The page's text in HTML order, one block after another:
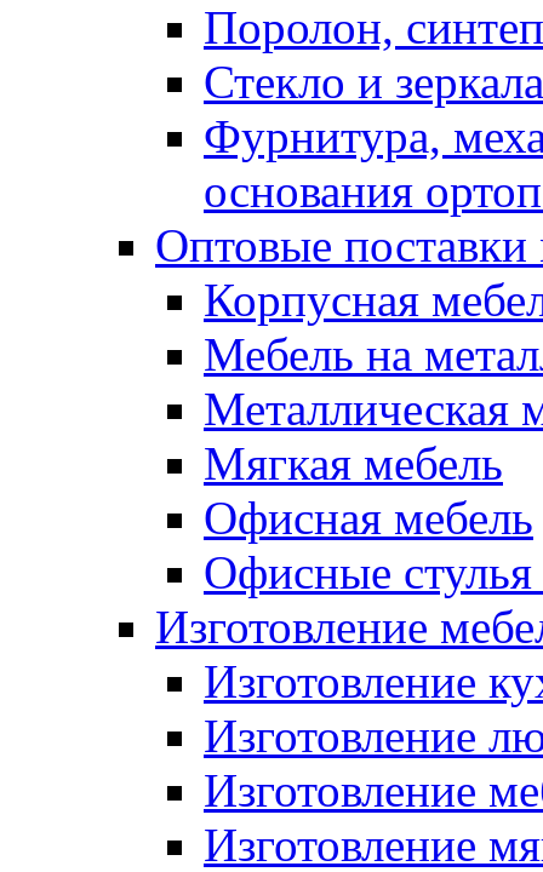
Поролон,
Стекло и зеркала
Фурнитура,
основания
Оптовые поставки
Корпусная
Мебель на
Металлическая
Мягкая мебель
Офисная мебель
Офисные стулья
Изготовление
Изготовление
Изготовление
Изготовление
Изготовление